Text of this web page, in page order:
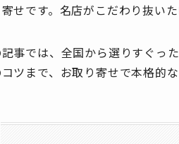
せです。名店がこだわり抜い
記事では、全国から選りすぐっ
ツまで、お取り寄せで本格的